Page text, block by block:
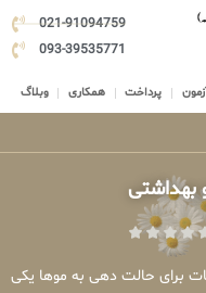
021-91094759
093-39535771
پرداخت همکاری وبلاگ
برای حالت دهی به موها یکی